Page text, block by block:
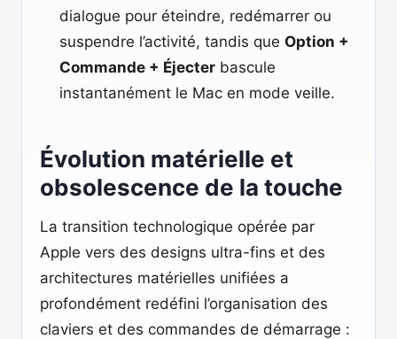
dialogue pour éteindre, redémarrer ou
suspendre l’activité, tandis que Option +
Commande + Éjecter bascule
instantanément le Mac en mode veille.
Évolution matérielle et
obsolescence de la touche
La transition technologique opérée par
Apple vers des designs ultra-fins et des
architectures matérielles unifiées a
profondément redéfini l’organisation des
claviers et des commandes de démarrage :